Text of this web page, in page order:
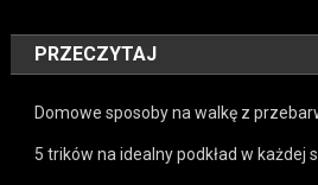
PRZECZYTAJ
Domowe sposoby na walkę z
5 trików na idealny podkład w każdej